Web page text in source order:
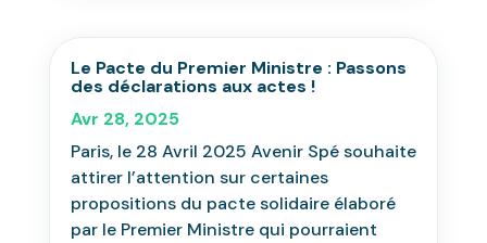
Le Pacte du Premier Ministre : Passons
des déclarations aux actes !
Avr 28, 2025
Paris, le 28 Avril 2025 Avenir Spé souhaite
attirer l’attention sur certaines
propositions du pacte solidaire élaboré
par le Premier Ministre qui pourraient